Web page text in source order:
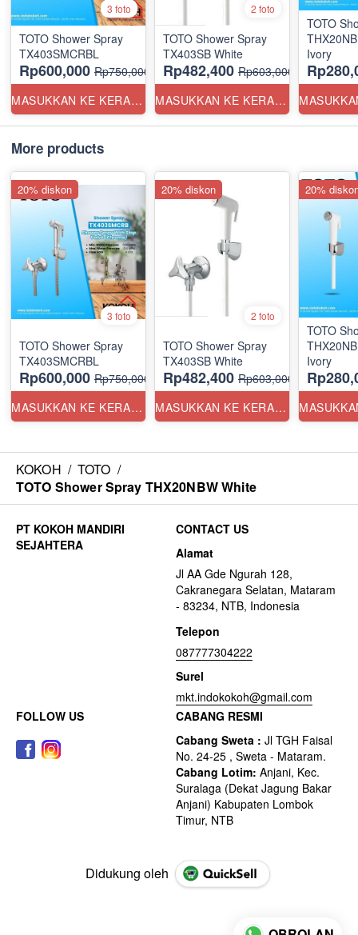
3 foto
TOTO Shower Spray
TX403SMCRBL
Rp600,000 Rp750,000
MASUKKAN KE KERANJANG
2 foto
TOTO Shower Spray
TX403SB White
Rp482,400 Rp603,000
MASUKKAN KE KERANJANG
TOTO
Ivory
More products
3 foto
TOTO Shower Spray
TX403SMCRBL
Rp600,000 Rp750,000
MASUKKAN KE KERANJANG
20% diskon
2 foto
TOTO Shower Spray
TX403SB White
Rp482,400 Rp603,000
MASUKKAN KE KERANJANG
20% diskon
TOTO
Ivory
20%
KOKOH / TOTO /
TOTO Shower Spray THX20NBW White
CONTACT US
Alamat
Jl AA Gde Ngurah 128,
Cakranegara Selatan, Mataram
- 83234, NTB, Indonesia
Telepon
087777304222
Surel
mkt.indokokoh@gmail.com
FOLLOW US
CABANG RESMI
Didukung oleh